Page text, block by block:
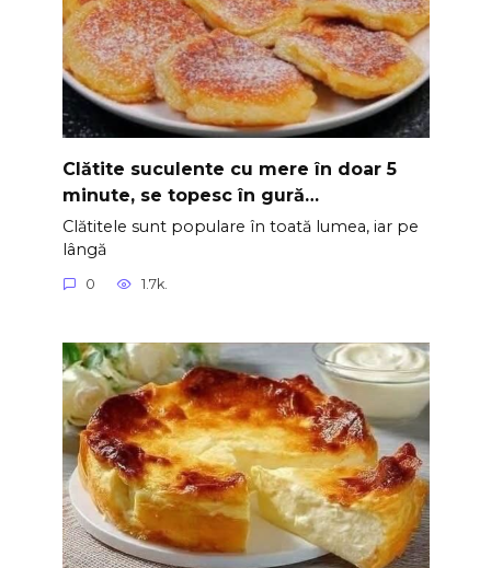
Clătite suculente cu mere în doar 5
minute, se topesc în gură…
Clătitele sunt populare în toată lumea, iar pe
lângă
0 1.7k.